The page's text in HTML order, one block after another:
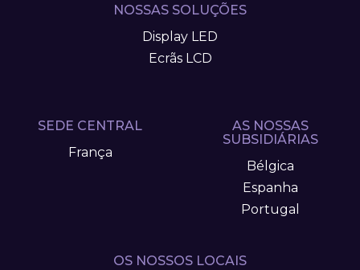
NOSSAS SOLUÇÕES
Display LED
Ecrãs LCD
SEDE CENTRAL
França
AS NOSSAS
SUBSIDIÁRIAS
Bélgica
Espanha
Portugal
OS NOSSOS LOCAIS